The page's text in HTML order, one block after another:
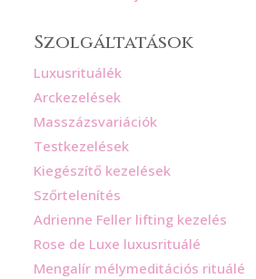
Szolgáltatások
Luxusrituálék
Arckezelések
Masszázsvariációk
Testkezelések
Kiegészítő kezelések
Szőrtelenítés
Adrienne Feller lifting kezelés
Rose de Luxe luxusrituálé
Mengalír mélymeditációs rituálé